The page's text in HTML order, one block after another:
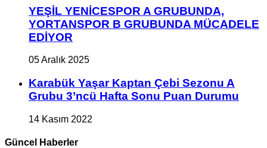
YEŞİL YENİCESPOR A GRUBUNDA,
YORTANSPOR B GRUBUNDA MÜCADELE
EDİYOR
05 Aralık 2025
Karabük Yaşar Kaptan Çebi Sezonu A
Grubu 3’ncü Hafta Sonu Puan Durumu
14 Kasım 2022
Güncel Haberler